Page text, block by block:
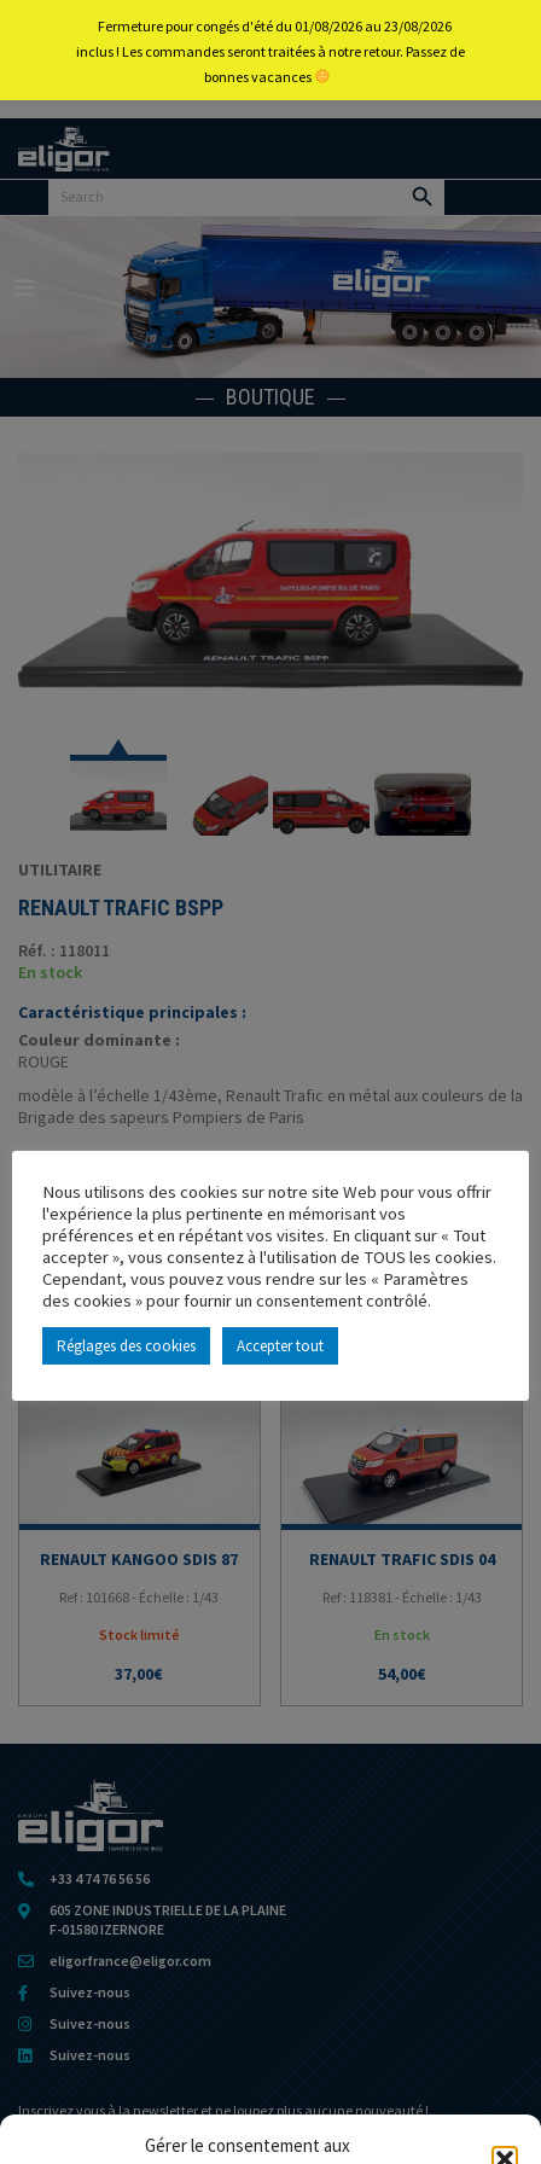
Gérer le consentement aux
Retour
BOUTIQUE
UTILITAIRE
RENAULT TRAFIC BSPP
Réf. : 118011
En stock
Caractéristique principales :
Couleur dominante :
ROUGE
modèle à l’échelle 1/43ème, Renault Trafic en métal aux couleurs de la
Brigade des sapeurs Pompiers de Paris
54,00€
+ AJOUTER AU PANIER
AJOUTER À MA COLLECTION
VOUS AIMEREZ AUSSI
RENAULT KANGOO SDIS 87
Ref : 101668 - Échelle : 1/43
Stock limité
37,00€
RENAULT TRAFIC SDIS 04
Ref : 118381 - Échelle : 1/43
En stock
54,00€
+33 4 74 76 56 56
605 ZONE INDUSTRIELLE DE LA PLAINE
F-01580 IZERNORE
eligorfrance@eligor.com
Suivez-nous
Suivez-nous
Suivez-nous
Inscrivez vous à la newsletter et ne loupez plus aucune nouveauté !
Nous utilisons des cookies sur notre site Web pour vous offrir
l'expérience la plus pertinente en mémorisant vos
préférences et en répétant vos visites. En cliquant sur « Tout
accepter », vous consentez à l'utilisation de TOUS les cookies.
Cependant, vous pouvez vous rendre sur les « Paramètres
des cookies » pour fournir un consentement contrôlé.
Réglages des cookies Accepter tout
Fermeture pour congés d'été du 01/08/2026 au 23/08/2026
inclus ! Les commandes seront traitées à notre retour. Passez de
bonnes vacances